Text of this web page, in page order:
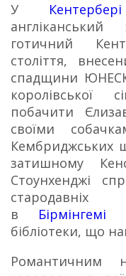
У Кентербері
готичний
століття,
спадщини
королівської
побачити
своїми
Кембриджських
затишному
Стоунхенджі
в Бірмінгемі
бібліотеки, що
Романтичним